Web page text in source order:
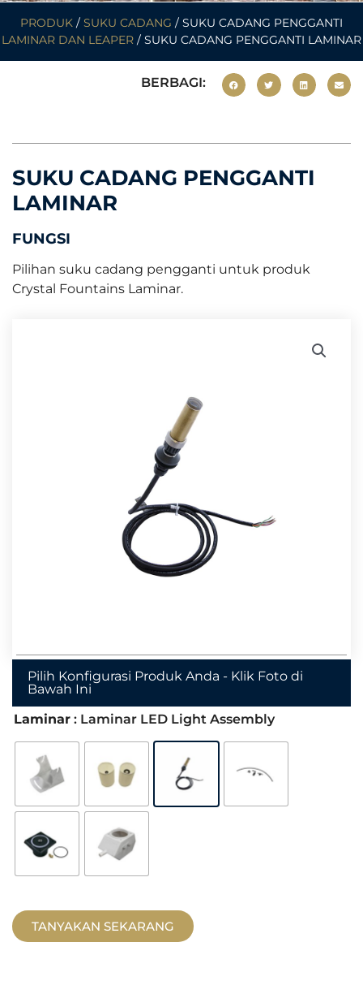
PRODUK / SUKU CADANG / SUKU CADANG PENGGANTI
LAMINAR DAN LEAPER / SUKU CADANG PENGGANTI LAMINAR
BERBAGI:
SUKU CADANG PENGGANTI
LAMINAR
FUNGSI
Pilihan suku cadang pengganti untuk produk
Crystal Fountains Laminar.
Pilih Konfigurasi Produk Anda - Klik Foto di
Bawah Ini
Laminar : Laminar LED Light Assembly
TANYAKAN SEKARANG